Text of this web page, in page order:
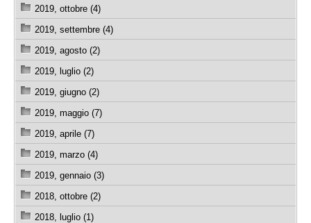
2019, ottobre (4)
2019, settembre (4)
2019, agosto (2)
2019, luglio (2)
2019, giugno (2)
2019, maggio (7)
2019, aprile (7)
2019, marzo (4)
2019, gennaio (3)
2018, ottobre (2)
2018, luglio (1)